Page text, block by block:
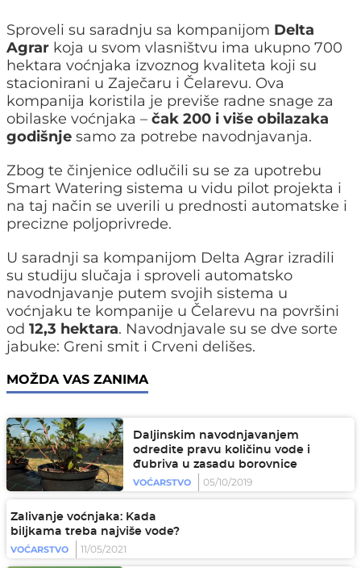
Sproveli su saradnju sa kompanijom Delta
Agrar koja u svom vlasništvu ima ukupno 700
hektara voćnjaka izvoznog kvaliteta koji su
stacionirani u Zaječaru i Čelarevu. Ova
kompanija koristila je previše radne snage za
obilaske voćnjaka – čak 200 i više obilazaka
godišnje samo za potrebe navodnjavanja.
Zbog te činjenice odlučili su se za upotrebu
Smart Watering sistema u vidu pilot projekta i
na taj način se uverili u prednosti automatske i
precizne poljoprivrede.
U saradnji sa kompanijom Delta Agrar izradili
su studiju slučaja i sproveli automatsko
navodnjavanje putem svojih sistema u
voćnjaku te kompanije u Čelarevu na površini
od 12,3 hektara. Navodnjavale su se dve sorte
jabuke: Greni smit i Crveni delišes.
MOŽDA VAS ZANIMA
Daljinskim navodnjavanjem
odredite pravu količinu vode i
đubriva u zasadu borovnice
VOĆARSTVO
05/10/2019
Zalivanje voćnjaka: Kada
biljkama treba najviše vode?
VOĆARSTVO
11/05/2021